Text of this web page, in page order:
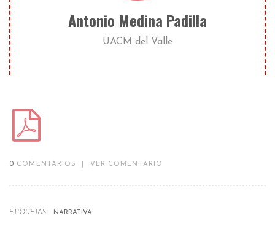
Antonio Medina Padilla
UACM del Valle
0 COMENTARIOS VER COMENTARIO
ETIQUETAS: NARRATIVA